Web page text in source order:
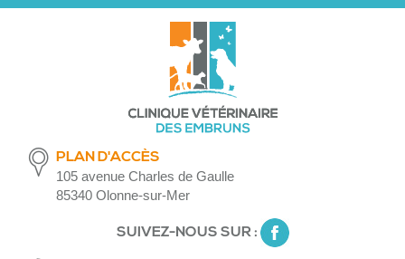
PLAN D'ACCÈS
105 avenue Charles de Gaulle
85340 Olonne-sur-Mer
SUIVEZ-NOUS SUR :